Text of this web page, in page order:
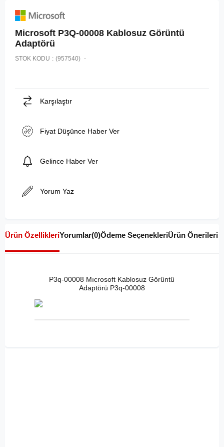
Microsoft P3Q-00008 Kablosuz Görüntü
Adaptörü
STOK KODU (957540)
Karşılaştır
Fiyat Düşünce Haber Ver
Gelince Haber Ver
Yorum Yaz
Ürün ÖzellikleriYorumlar(0)Ödeme SeçenekleriÜrün Önerileri
P3q-00008 Mıcrosoft Kablosuz Görüntü
Adaptörü P3q-00008